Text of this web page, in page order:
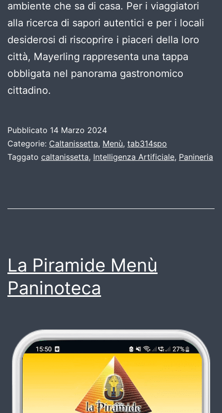
ambiente che sa di casa. Per i viaggiatori
alla ricerca di sapori autentici e per i locali
desiderosi di riscoprire i piaceri della loro
città, Mayerling rappresenta una tappa
obbligata nel panorama gastronomico
cittadino.
Pubblicato 14 Marzo 2024
Categorie: Caltanissetta, Menù, tab314spo
Taggato caltanissetta, Intelligenza Artificiale, Panineria
La Piramide Menù
Paninoteca